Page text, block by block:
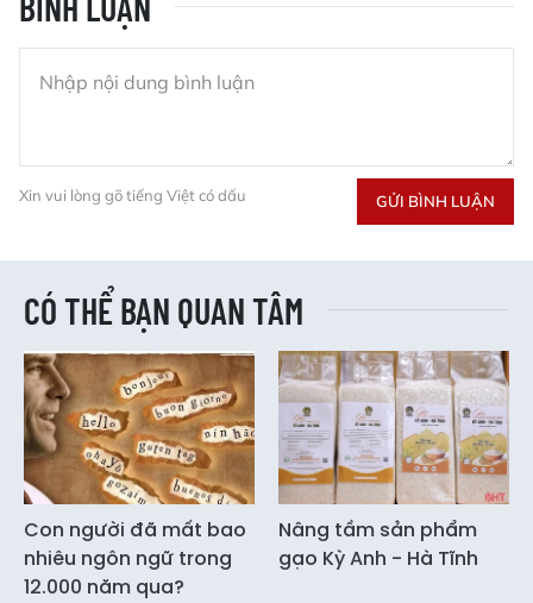
Xin vui lòng gõ tiếng Việt có dấu GỬI BÌNH LUẬN
CÓ THỂ BẠN QUAN TÂM
Con người đã mất bao
nhiêu ngôn ngữ trong
12.000 năm qua?
Nâng tầm sản phẩm
gạo Kỳ Anh - Hà Tĩnh